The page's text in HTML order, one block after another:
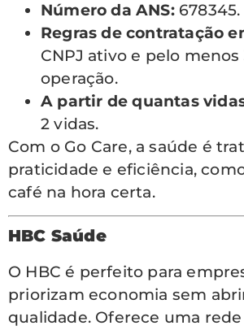
Número da ANS:678345.
Regras de contratação
CNPJ ativo e pelo
operação.
A partir de quantas
2 vidas.
Com o Go Care, a saúde é
praticidade e eficiência,
café na hora certa.
HBC Saúde
O HBC é perfeito para
priorizam economia sem
qualidade. Oferece uma